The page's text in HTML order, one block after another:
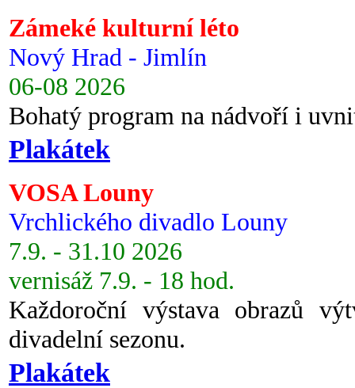
Zámeké kulturní léto
Nový Hrad - Jimlín
06-08 2026
Bohatý program na nádvoří i
Plakátek
VOSA Louny
Vrchlického divadlo Louny
7.9. - 31.10 2026
vernisáž 7.9. - 18 hod.
Každoroční výstava obrazů
divadelní sezonu.
Plakátek